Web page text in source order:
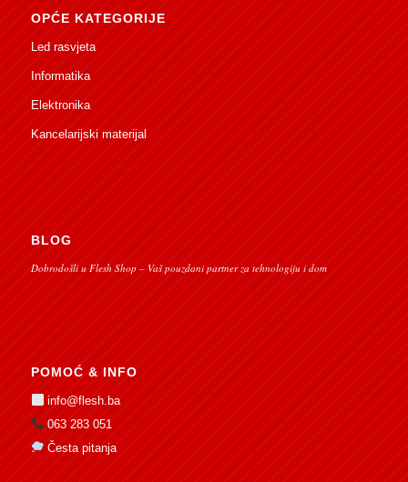
OPĆE KATEGORIJE
Led rasvjeta
Informatika
Elektronika
Kancelarijski materijal
BLOG
Dobrodošli u Flesh Shop – Vaš pouzdani partner za tehnologiju i dom
POMOĆ & INFO
info@flesh.ba
063 283 051
Česta pitanja